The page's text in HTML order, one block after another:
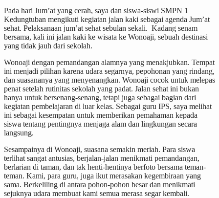
Pada hari Jum’at yang cerah, saya dan siswa-siswi SMPN 1
Kedungtuban mengikuti kegiatan jalan kaki sebagai agenda Jum’at
sehat. Pelaksanaan jum’at sehat sebulan sekali. Kadang senam
bersama, kali ini jalan kaki ke wisata ke Wonoaji, sebuah destinasi
yang tidak jauh dari sekolah.
Wonoaji dengan pemandangan alamnya yang menakjubkan. Tempat
ini menjadi pilihan karena udara segarnya, pepohonan yang rindang,
dan suasananya yang menyenangkan. Wonoaji cocok untuk melepas
penat setelah rutinitas sekolah yang padat. Jalan sehat ini bukan
hanya untuk bersenang-senang, tetapi juga sebagai bagian dari
kegiatan pembelajaran di luar kelas. Sebagai guru IPS, saya melihat
ini sebagai kesempatan untuk memberikan pemahaman kepada
siswa tentang pentingnya menjaga alam dan lingkungan secara
langsung.
Sesampainya di Wonoaji, suasana semakin meriah. Para siswa
terlihat sangat antusias, berjalan-jalan menikmati pemandangan,
berlarian di taman, dan tak henti-hentinya berfoto bersama teman-
teman. Kami, para guru, juga ikut merasakan kegembiraan yang
sama. Berkeliling di antara pohon-pohon besar dan menikmati
sejuknya udara membuat kami semua merasa segar kembali.